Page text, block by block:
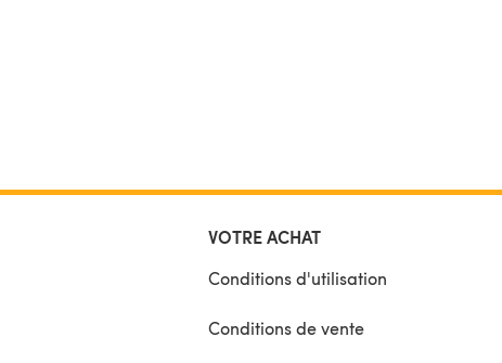
VOTRE ACHAT
Conditions d'utilisation
Conditions de vente